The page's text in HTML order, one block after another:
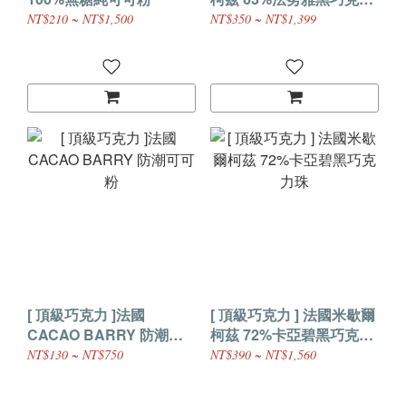
NT$210 ~ NT$1,500
珠
NT$350 ~ NT$1,399
[ 頂級巧克力 ]法國
CACAO BARRY 防潮可
可粉
NT$130 ~ NT$750
[ 頂級巧克力 ] 法國米歇爾
柯茲 72%卡亞碧黑巧克力
珠
NT$390 ~ NT$1,560